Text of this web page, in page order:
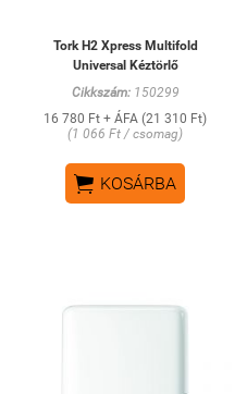
Tork H2 Xpress Multifold
Universal Kéztörlő
Cikkszám:150299
16 780 Ft + ÁFA (21 310 Ft)
(1 066 Ft / csomag)
 KOSÁRBA